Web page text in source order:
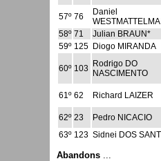
57º 76
Daniel
58º 71
Julian BRAUN*
59º 125 Diogo MIRANDA
60º 103
Rodrigo DO
NASCIMENTO
61º 62 Richard LAIZER
62º 23
Pedro NICACIO
63º 123 Sidnei DOS
Abandons ...